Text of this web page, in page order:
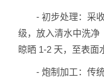
- 初步处理：采收
级，放入清水中洗净
晾晒 1-2 天，至表面
- 炮制加工：传统